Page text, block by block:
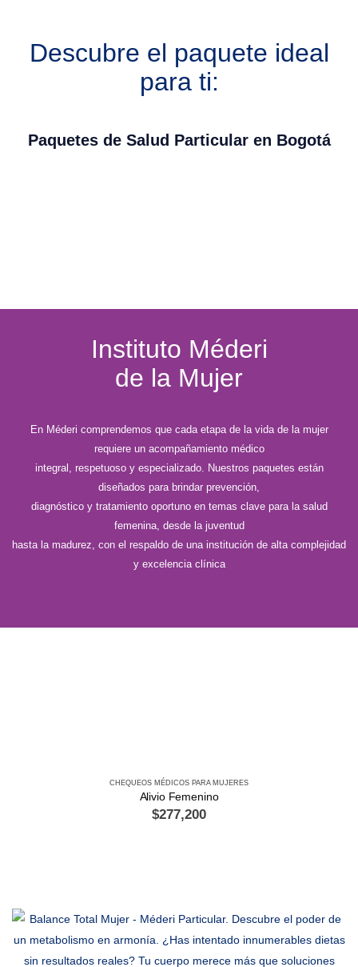
Descubre el paquete ideal
para ti:
Paquetes de Salud Particular en Bogotá
Instituto Méderi
de la Mujer
En Méderi comprendemos que cada etapa de la vida de la mujer
requiere un acompañamiento médico
integral, respetuoso y especializado. Nuestros paquetes están
diseñados para brindar prevención,
diagnóstico y tratamiento oportuno en temas clave para la salud
femenina, desde la juventud
hasta la madurez, con el respaldo de una institución de alta complejidad
y excelencia clínica
CHEQUEOS MÉDICOS PARA MUJERES
Alivio Femenino
$277,200